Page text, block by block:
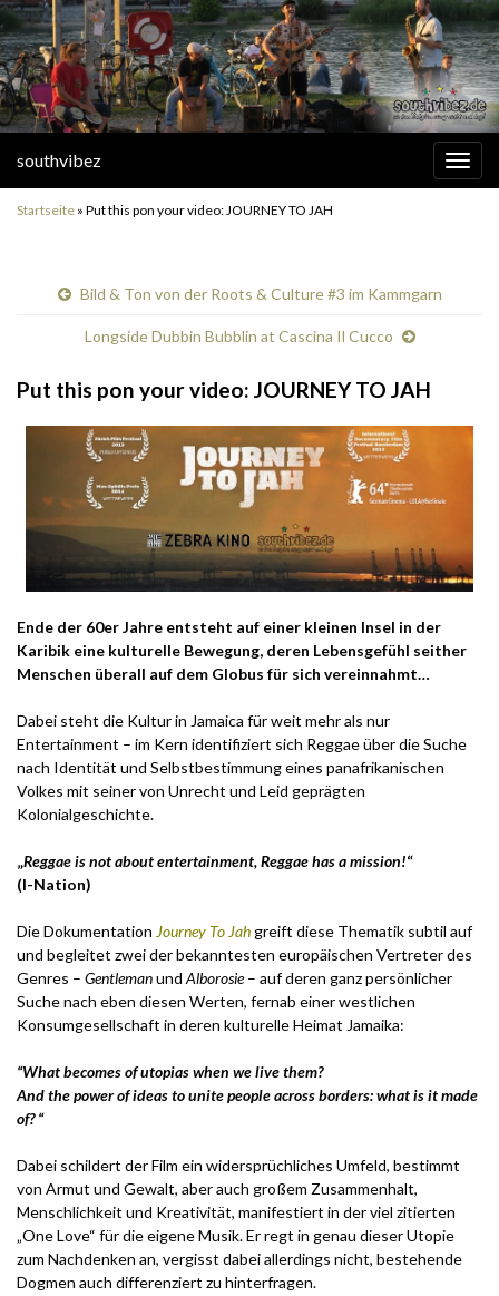
southvibez
Startseite » Put this pon your video: JOURNEY TO JAH
Bild & Ton von der Roots & Culture #3 im Kammgarn
Longside Dubbin Bubblin at Cascina Il Cucco
Put this pon your video: JOURNEY TO JAH
Ende der 60er Jahre entsteht auf einer kleinen Insel in der
Karibik eine kulturelle Bewegung, deren Lebensgefühl seither
Menschen überall auf dem Globus für sich vereinnahmt…
Dabei steht die Kultur in Jamaica für weit mehr als nur
Entertainment – im Kern identifiziert sich Reggae über die Suche
nach Identität und Selbstbestimmung eines panafrikanischen
Volkes mit seiner von Unrecht und Leid geprägten
Kolonialgeschichte.
„Reggae is not about entertainment, Reggae has a mission!“
(I-Nation)
Die Dokumentation Journey To Jahgreift diese Thematik subtil auf
und begleitet zwei der bekanntesten europäischen Vertreter des
Genres – Gentlemanund Alborosie– auf deren ganz persönlicher
Suche nach eben diesen Werten, fernab einer westlichen
Konsumgesellschaft in deren kulturelle Heimat Jamaika:
“What becomes of utopias when we live them?
And the power of ideas to unite people across borders: what is it made
of? “
Dabei schildert der Film ein widersprüchliches Umfeld, bestimmt
von Armut und Gewalt, aber auch großem Zusammenhalt,
Menschlichkeit und Kreativität, manifestiert in der viel zitierten
„One Love“ für die eigene Musik. Er regt in genau dieser Utopie
zum Nachdenken an, vergisst dabei allerdings nicht, bestehende
Dogmen auch differenziert zu hinterfragen.